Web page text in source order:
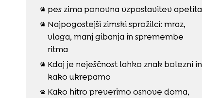
 pes zima ponovna vzpostavitev apetita

Najpogostejši zimski sprožilci: mraz,
vlaga, manj gibanja in spremembe
ritma

Kdaj je neješčnost lahko znak bolezni in
kako ukrepamo

Kako hitro preverimo osnove doma,